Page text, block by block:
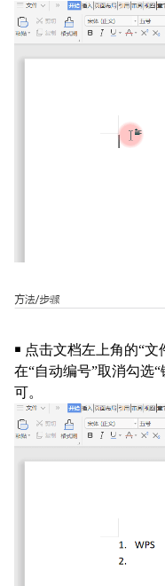
￭ 点击文档左上角的“文
在“自动编号”取消勾选
可。